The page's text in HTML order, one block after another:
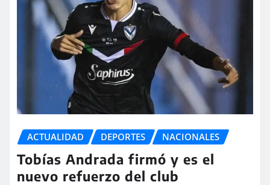
ACTUALIDAD DEPORTES NACIONALES
Tobías Andrada firmó y es el
nuevo refuerzo del club